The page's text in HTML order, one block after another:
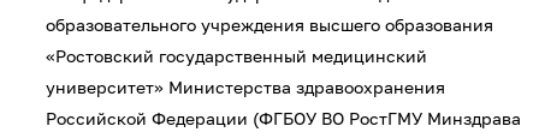
образовательного учреждения высшего образования
«Ростовский государственный медицинский
университет» Министерства здравоохранения
Российской Федерации (ФГБОУ ВО РостГМУ Минздрава